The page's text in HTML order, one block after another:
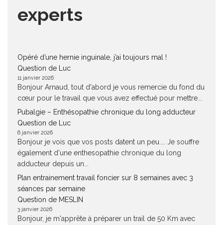
experts
Opéré d’une hernie inguinale, j’ai toujours mal !
Question de Luc
11 janvier 2026
Bonjour Arnaud, tout d'abord je vous remercie du fond du
cœur pour le travail que vous avez effectué pour mettre...
Pubalgie – Enthésopathie chronique du long adducteur
Question de Luc
6 janvier 2026
Bonjour je vois que vos posts datent un peu.... Je souffre
également d'une enthesopathie chronique du long
adducteur depuis un...
Plan entrainement travail foncier sur 8 semaines avec 3
séances par semaine
Question de MESLIN
3 janvier 2026
Bonjour, je m'apprête à préparer un trail de 50 Km avec